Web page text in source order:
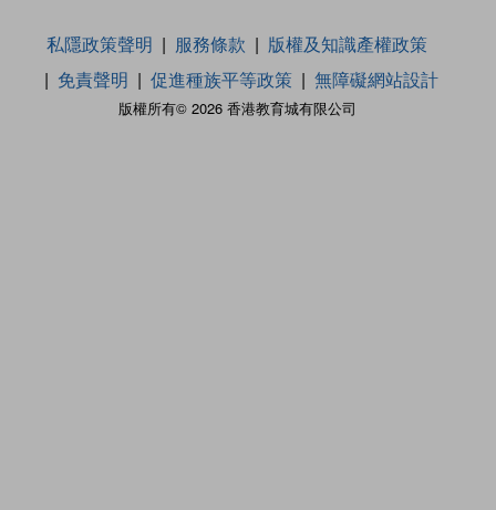
版權所有© 2026 香港教育城有限公司
私隱政策聲明 服務條款
版權及知識產權政策
免責聲明
促進種族平等政策 無障礙網站設計